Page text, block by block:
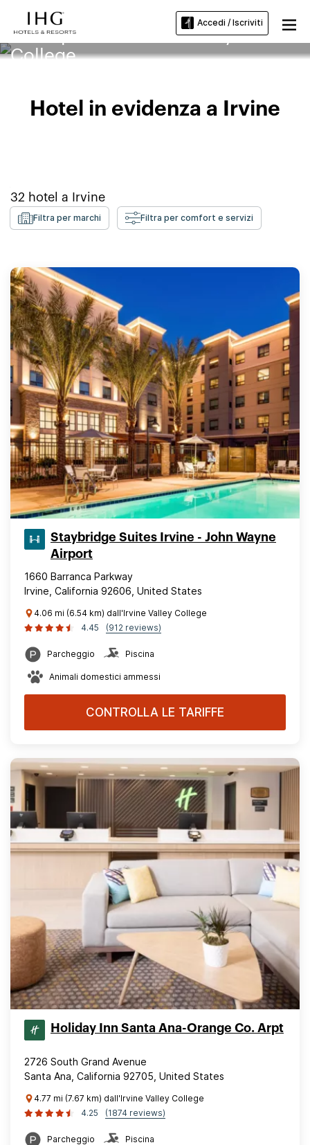
Accedi / Iscriviti
Hotel presso l'Irvine Valley
College
Hotel in evidenza a Irvine
32 hotel a Irvine
Filtra per marchi Filtra per comfort e servizi
Staybridge Suites Irvine - John Wayne
Airport
1660 Barranca Parkway
Irvine, California 92606, United States
4.06 mi (6.54 km) dall'Irvine Valley College
4.45
(912 reviews)
Parcheggio Piscina
Animali domestici ammessi
CONTROLLA LE TARIFFE
Holiday Inn Santa Ana-Orange Co. Arpt
2726 South Grand Avenue
Santa Ana, California 92705, United States
4.77 mi (7.67 km) dall'Irvine Valley College
4.25
(1874 reviews)
Parcheggio Piscina